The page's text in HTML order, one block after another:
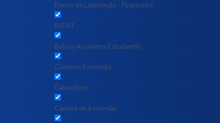
Banco de Legislação - Financeiro
BIEXT
Bolsas Assuntos Estudantis
Caderno Extensão
Calendário
Câmara de Extensão